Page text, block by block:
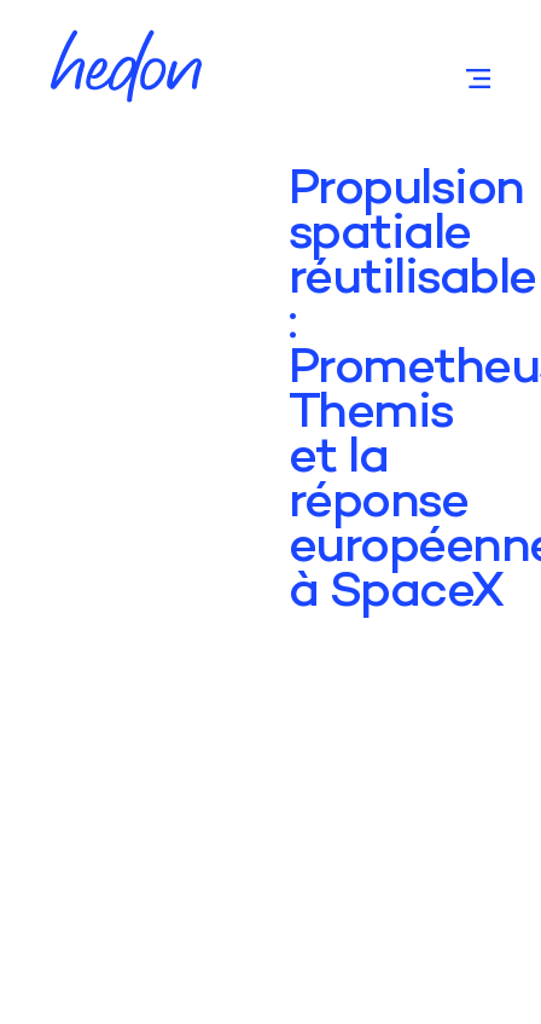
Propulsion
spatiale
réutilisable
:
Themis
et la
réponse
à SpaceX